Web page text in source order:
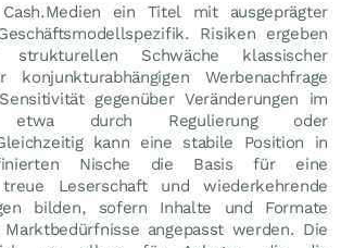
ein Titel mit ausgeprägter
Risiken ergeben
Schwäche klassischer
konjunkturabhängigen Werbenachfrage
gegenüber Veränderungen im
etwa durch Regulierung oder
kann eine stabile Position in
Nische die Basis für eine
Leserschaft und wiederkehrende
bilden, sofern Inhalte und Formate
angepasst werden. Die